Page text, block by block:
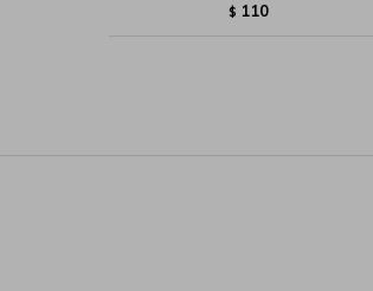
$ 110